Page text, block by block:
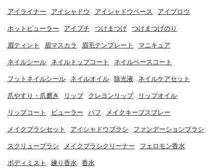
アイライナー アイシャドウ アイシャドウベース アイブロウ
ホットビューラー アイプチ つけまつげ つけまつげのり
眉ティント 眉マスカラ 眉毛テンプレート マニキュア
ネイルシール ネイルトップコート ネイルベースコート
フットネイルシール ネイルオイル 除光液 ネイルケアセット
爪やすり・爪磨き リップ クレヨンリップ リップオイル
リップコート ビューラー パフ メイクキープスプレー
メイクブラシセット アイシャドウブラシ ファンデーションブラシ
スクリューブラシ メイクブラシクリーナー フェロモン香水
ボディミスト 練り香水 香水